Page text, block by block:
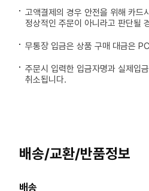
고액결제의 경우 안전을 위해 카드
정상적인 주문이 아니라고 판단될
무통장 입금은 상품 구매 대금은
주문시 입력한 입금자명과 실제입
취소됩니다.
배송/교환/반품정보
배송